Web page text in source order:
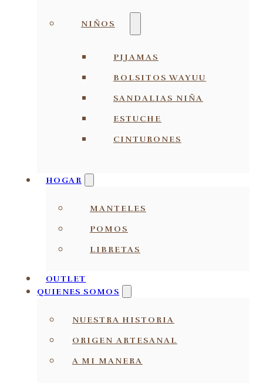
NIÑOS
PIJAMAS
BOLSITOS WAYUU
SANDALIAS NIÑA
ESTUCHE
CINTURONES
HOGAR
MANTELES
POMOS
LIBRETAS
OUTLET
QUIENES SOMOS
NUESTRA HISTORIA
ORIGEN ARTESANAL
A MI MANERA